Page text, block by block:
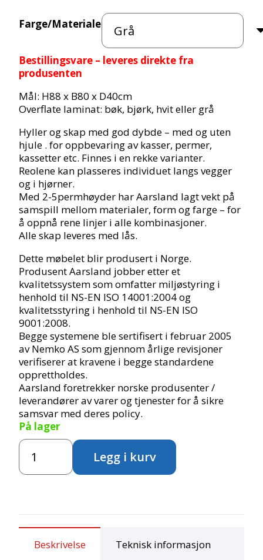
Farge/Materiale
Bestillingsvare – leveres direkte fra
produsenten
Mål: H88 x B80 x D40cm
Overflate laminat: bøk, bjørk, hvit eller grå
Hyller og skap med god dybde – med og uten
hjule . for oppbevaring av kasser, permer,
kassetter etc. Finnes i en rekke varianter.
Reolene kan plasseres individuet langs vegger
og i hjørner.
Med 2-5permhøyder har Aarsland lagt vekt på
samspill mellom materialer, form og farge – for
å oppnå rene linjer i alle kombinasjoner.
Alle skap leveres med lås.
Dette møbelet blir produsert i Norge.
Produsent Aarsland jobber etter et
kvalitetssystem som omfatter miljøstyring i
henhold til NS-EN ISO 14001:2004 og
kvalitetsstyring i henhold til NS-EN ISO
9001:2008.
Begge systemene ble sertifisert i februar 2005
av Nemko AS som gjennom årlige revisjoner
verifiserer at kravene i begge standardene
opprettholdes.
Aarsland foretrekker norske produsenter /
leverandører av varer og tjenester for å sikre
samsvar med deres policy.
På lager
Reol
med
2
Legg i kurv
Beskrivelse Teknisk informasjon